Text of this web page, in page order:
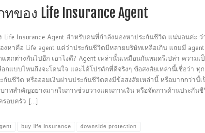
ของ Life Insurance Agent
Life Insurance Agent สำหรับคนที่กำลังมองหาประกันชีวิต แน่นอนค่ะ ว่
งหาคือ Life agent แต่ว่าประกันชีวิตมีหลายบริษัทเหลือเกิน แถมมี
แตกต่างกันไปอีก เอาไงดี? Agent เหล่านั้นเหมือนกันหมดรึเปล่า ความเ
อกแบบไหนถึงจะโดนใจ และได้โปรดักที่ดีจริงๆ ข้อสงสัยเหล่านี้เชื่อว่า ทุ
กันชีวิต หรือออมเงินผ่านประกันชีวิตคงมีข้อสงสัยเหล่านี้ หรือมากกว่านี้
าทสำคัญอย่างมากในการช่วยวางแผนการเงิน หรือจัดการด้านประกัน
อบครัว […]
buy life insurance downside protection